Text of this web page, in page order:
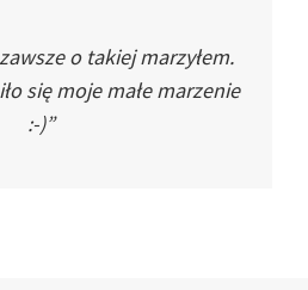
o takiej marzyłem.
się moje małe marzenie
:-)”